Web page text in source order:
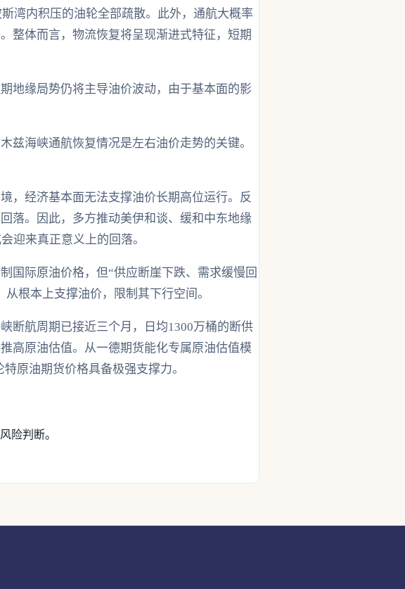
湾内积压的油轮全部疏散。此外，通航大概率
整体而言，物流恢复将呈现渐进式特征，短期
地缘局势仍将主导油价波动，由于基本面的影
兹海峡通航恢复情况是左右油价走势的关键。
，经济基本面无法支撑油价长期高位运行。反
落。因此，多方推动美伊和谈、缓和中东地缘
迎来真正意义上的回落。
国际原油价格，但“供应断崖下跌、需求缓慢回
根本上支撑油价，限制其下行空间。
断航周期已接近三个月，日均1300万桶的断供
高原油估值。从一德期货能化专属原油估值模
原油期货价格具备极强支撑力。
险判断。